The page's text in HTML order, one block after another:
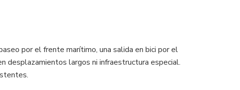
por el frente marítimo, una salida en bici por el
desplazamientos largos ni infraestructura especial.